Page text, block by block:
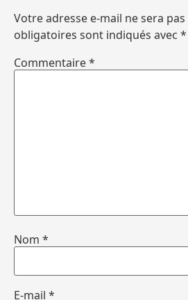
Votre adresse e-mail ne sera
obligatoires sont indiqués avec *
Commentaire*
Nom *
E-mail *